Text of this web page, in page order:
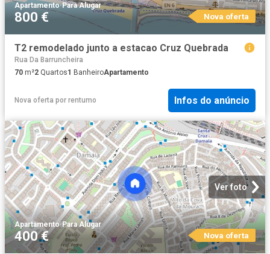
Apartamento·Para Alugar
800 € Nova oferta
T2 remodelado junto a estacao Cruz Quebrada
Rua Da Barruncheira
70 m²2 Quartos1 BanheiroApartamento
Nova oferta por rentumo Infos do anúncio
Ver foto
Apartamento·Para Alugar
400 € Nova oferta